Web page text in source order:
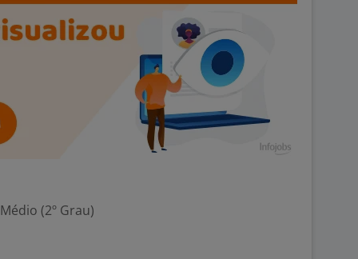
(2º Grau)